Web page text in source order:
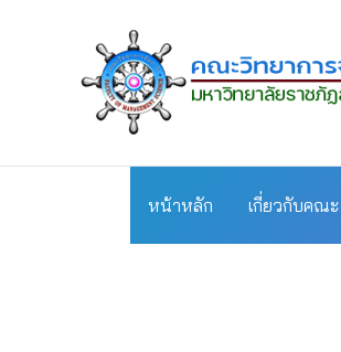
หน้าหลัก เกี่ยวกับคณะ